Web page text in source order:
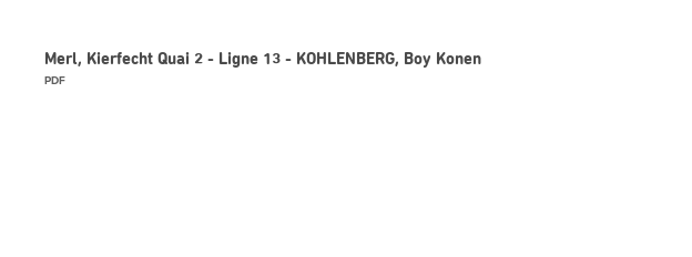
Merl, Kierfecht Quai 2 - Ligne 13 - KOHLENBERG, Boy Konen
PDF